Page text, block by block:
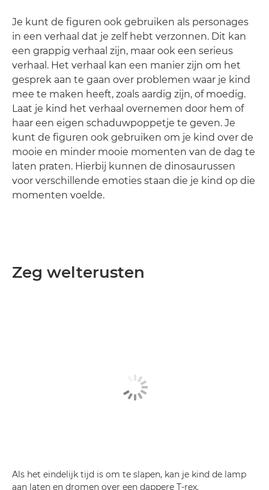
Je kunt de figuren ook gebruiken als personages
in een verhaal dat je zelf hebt verzonnen. Dit kan
een grappig verhaal zijn, maar ook een serieus
verhaal. Het verhaal kan een manier zijn om het
gesprek aan te gaan over problemen waar je kind
mee te maken heeft, zoals aardig zijn, of moedig.
Laat je kind het verhaal overnemen door hem of
haar een eigen schaduwpoppetje te geven. Je
kunt de figuren ook gebruiken om je kind over de
mooie en minder mooie momenten van de dag te
laten praten. Hierbij kunnen de dinosaurussen
voor verschillende emoties staan die je kind op die
momenten voelde.
Zeg welterusten
Als het eindelijk tijd is om te slapen, kan je kind de lamp
aan laten en dromen over een dappere T-rex.